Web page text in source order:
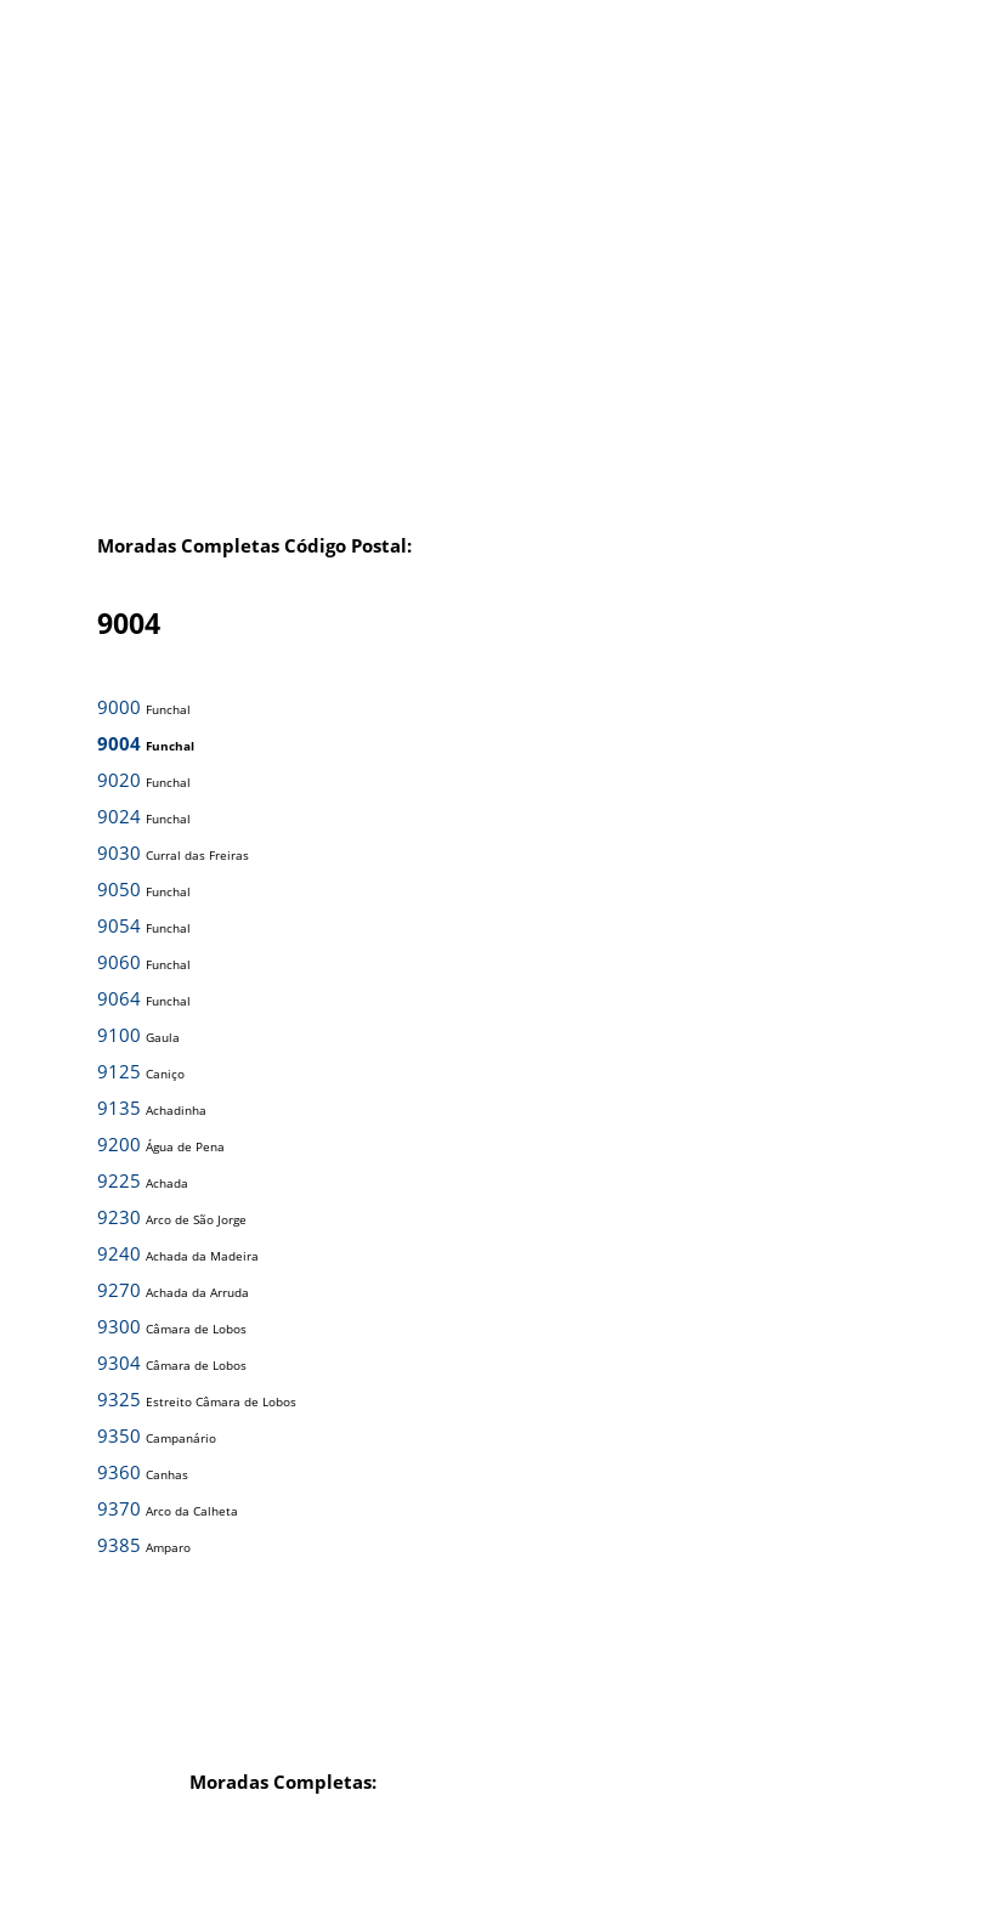
Moradas Completas Código Postal:
9004
9000 Funchal
9004 Funchal
9020 Funchal
9024 Funchal
9030 Curral das Freiras
9050 Funchal
9054 Funchal
9060 Funchal
9064 Funchal
9100 Gaula
9125 Caniço
9135 Achadinha
9200 Água de Pena
9225 Achada
9230 Arco de São Jorge
9240 Achada da Madeira
9270 Achada da Arruda
9300 Câmara de Lobos
9304 Câmara de Lobos
9325 Estreito Câmara de Lobos
9350 Campanário
9360 Canhas
9370 Arco da Calheta
9385 Amparo
Moradas Completas: